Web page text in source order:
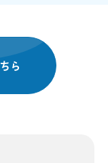
ら